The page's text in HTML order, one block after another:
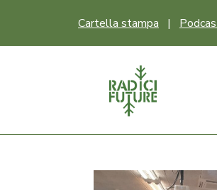
Cartella stampa |